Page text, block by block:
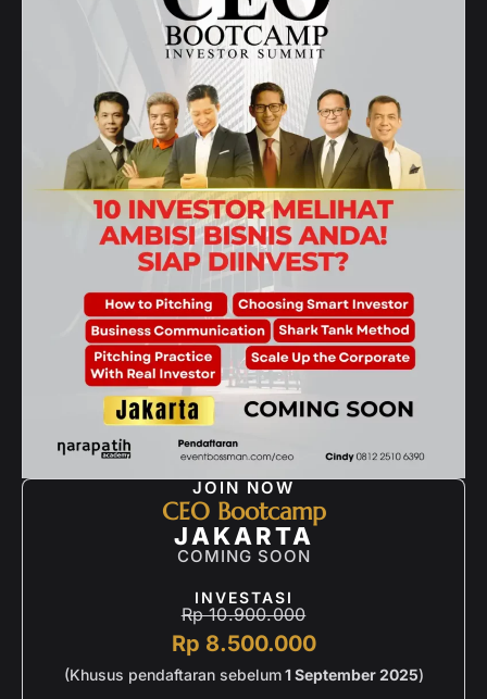
JOIN NOW
CEO Bootcamp
JAKARTA
COMING SOON
INVESTASI
Rp 10.900.000
Rp 8.500.000
(Khusus pendaftaran sebelum1 September 2025)